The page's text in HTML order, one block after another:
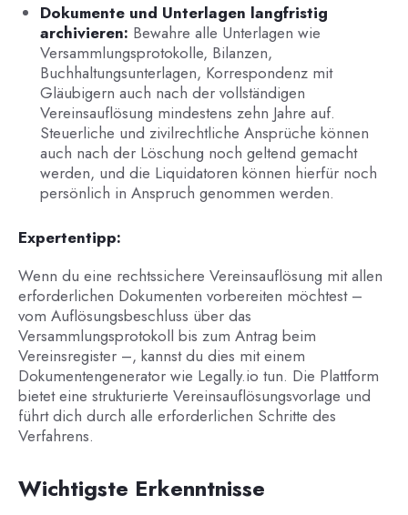
Dokumente und Unterlagen langfristig
archivieren: Bewahre alle Unterlagen wie
Versammlungsprotokolle, Bilanzen,
Buchhaltungsunterlagen, Korrespondenz mit
Gläubigern auch nach der vollständigen
Vereinsauflösung mindestens zehn Jahre auf.
Steuerliche und zivilrechtliche Ansprüche können
auch nach der Löschung noch geltend gemacht
werden, und die Liquidatoren können hierfür noch
persönlich in Anspruch genommen werden.
Expertentipp:
Wenn du eine rechtssichere Vereinsauflösung mit allen
erforderlichen Dokumenten vorbereiten möchtest –
vom Auflösungsbeschluss über das
Versammlungsprotokoll bis zum Antrag beim
Vereinsregister –, kannst du dies mit einem
Dokumentengenerator wie Legally.io tun. Die Plattform
bietet eine strukturierte Vereinsauflösungsvorlage und
führt dich durch alle erforderlichen Schritte des
Verfahrens.
Wichtigste Erkenntnisse